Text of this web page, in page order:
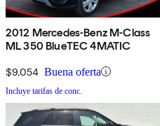
2012 Mercedes-Benz M-Class
ML 350 BlueTEC 4MATIC
$9,054 Buena oferta
Incluye tarifas de conc.